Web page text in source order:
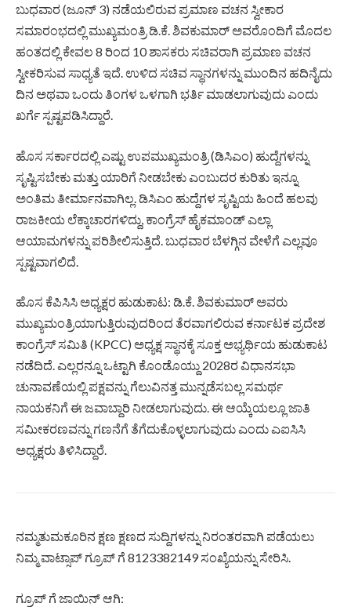
ಬುಧವಾರ (ಜೂನ್ 3) ನಡೆಯಲಿರುವ ಪ್ರಮಾಣ ವಚನ ಸ್ವೀಕಾರ
ಸಮಾರಂಭದಲ್ಲಿ ಮುಖ್ಯಮಂತ್ರಿ ಡಿ.ಕೆ. ಶಿವಕುಮಾರ್ ಅವರೊಂದಿಗೆ ಮೊದಲ
ಹಂತದಲ್ಲಿ ಕೇವಲ 8 ರಿಂದ 10 ಶಾಸಕರು ಸಚಿವರಾಗಿ ಪ್ರಮಾಣ ವಚನ
ಸ್ವೀಕರಿಸುವ ಸಾಧ್ಯತೆ ಇದೆ. ಉಳಿದ ಸಚಿವ ಸ್ಥಾನಗಳನ್ನು ಮುಂದಿನ ಹದಿನೈದು
ದಿನ ಅಥವಾ ಒಂದು ತಿಂಗಳ ಒಳಗಾಗಿ ಭರ್ತಿ ಮಾಡಲಾಗುವುದು ಎಂದು
ಖರ್ಗೆ ಸ್ಪಷ್ಟಪಡಿಸಿದ್ದಾರೆ.
ಹೊಸ ಸರ್ಕಾರದಲ್ಲಿ ಎಷ್ಟು ಉಪಮುಖ್ಯಮಂತ್ರಿ (ಡಿಸಿಎಂ) ಹುದ್ದೆಗಳನ್ನು
ಸೃಷ್ಟಿಸಬೇಕು ಮತ್ತು ಯಾರಿಗೆ ನೀಡಬೇಕು ಎಂಬುದರ ಕುರಿತು ಇನ್ನೂ
ಅಂತಿಮ ತೀರ್ಮಾನವಾಗಿಲ್ಲ. ಡಿಸಿಎಂ ಹುದ್ದೆಗಳ ಸೃಷ್ಟಿಯ ಹಿಂದೆ ಹಲವು
ರಾಜಕೀಯ ಲೆಕ್ಕಾಚಾರಗಳಿದ್ದು, ಕಾಂಗ್ರೆಸ್ ಹೈಕಮಾಂಡ್ ಎಲ್ಲಾ
ಆಯಾಮಗಳನ್ನು ಪರಿಶೀಲಿಸುತ್ತಿದೆ. ಬುಧವಾರ ಬೆಳಗ್ಗಿನ ವೇಳೆಗೆ ಎಲ್ಲವೂ
ಸ್ಪಷ್ಟವಾಗಲಿದೆ.
ಹೊಸ ಕೆಪಿಸಿಸಿ ಅಧ್ಯಕ್ಷರ ಹುಡುಕಾಟ: ಡಿ.ಕೆ. ಶಿವಕುಮಾರ್ ಅವರು
ಮುಖ್ಯಮಂತ್ರಿಯಾಗುತ್ತಿರುವುದರಿಂದ ತೆರವಾಗಲಿರುವ ಕರ್ನಾಟಕ ಪ್ರದೇಶ
ಕಾಂಗ್ರೆಸ್ ಸಮಿತಿ (KPCC) ಅಧ್ಯಕ್ಷ ಸ್ಥಾನಕ್ಕೆ ಸೂಕ್ತ ಅಭ್ಯರ್ಥಿಯ ಹುಡುಕಾಟ
ನಡೆದಿದೆ. ಎಲ್ಲರನ್ನೂ ಒಟ್ಟಾಗಿ ಕೊಂಡೊಯ್ದು 2028ರ ವಿಧಾನಸಭಾ
ಚುನಾವಣೆಯಲ್ಲಿ ಪಕ್ಷವನ್ನು ಗೆಲುವಿನತ್ತ ಮುನ್ನಡೆಸಬಲ್ಲ ಸಮರ್ಥ
ನಾಯಕನಿಗೆ ಈ ಜವಾಬ್ದಾರಿ ನೀಡಲಾಗುವುದು. ಈ ಆಯ್ಕೆಯಲ್ಲೂ ಜಾತಿ
ಸಮೀಕರಣವನ್ನು ಗಣನೆಗೆ ತೆಗೆದುಕೊಳ್ಳಲಾಗುವುದು ಎಂದು ಎಐಸಿಸಿ
ಅಧ್ಯಕ್ಷರು ತಿಳಿಸಿದ್ದಾರೆ.
ನಮ್ಮತುಮಕೂರಿನ ಕ್ಷಣ ಕ್ಷಣದ ಸುದ್ದಿಗಳನ್ನು ನಿರಂತರವಾಗಿ ಪಡೆಯಲು
ನಿಮ್ಮ ವಾಟ್ಸಾಪ್ ಗ್ರೂಪ್ ಗೆ 8123382149 ಸಂಖ್ಯೆಯನ್ನು ಸೇರಿಸಿ.
ಗ್ರೂಪ್ ಗೆ ಜಾಯಿನ್ ಆಗಿ: